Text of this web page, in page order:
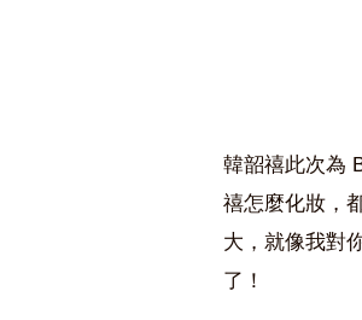
韓韶禧此次為
禧怎麼化妝，
大，就像我對
了！